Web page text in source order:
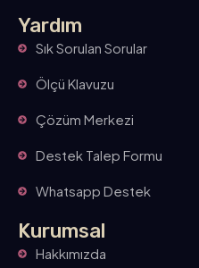
Yardım
Sık Sorulan Sorular
Ölçü Klavuzu
Çözüm Merkezi
Destek Talep Formu
Whatsapp Destek
Kurumsal
Hakkımızda